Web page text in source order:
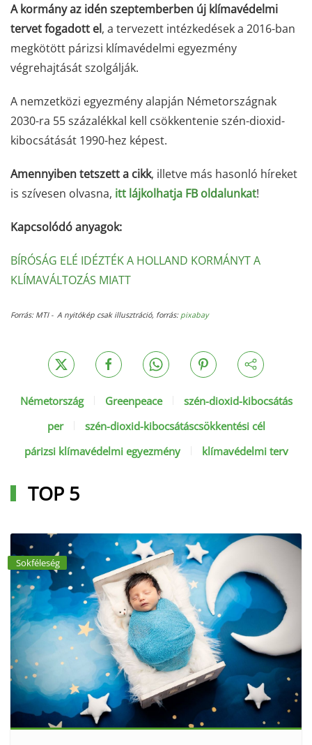
A kormány az idén szeptemberben új klímavédelmi
tervet fogadott el, a tervezett intézkedések a 2016-ban
megkötött párizsi klímavédelmi egyezmény
végrehajtását szolgálják.
A nemzetközi egyezmény alapján Németországnak
2030-ra 55 százalékkal kell csökkentenie szén-dioxid-
kibocsátását 1990-hez képest.
Amennyiben tetszett a cikk, illetve más hasonló híreket
is szívesen olvasna, itt lájkolhatja FB oldalunkat!
Kapcsolódó anyagok:
BÍRÓSÁG ELÉ IDÉZTÉK A HOLLAND KORMÁNYT A
KLÍMAVÁLTOZÁS MIATT
Forrás: MTI - A nyitókép csak illusztráció, forrás: pixabay
Németország Greenpeace
szén-dioxid-kibocsátás
per
szén-dioxid-kibocsátáscsökkentési cél
párizsi klímavédelmi egyezmény
klímavédelmi terv
TOP 5
Sokféleség